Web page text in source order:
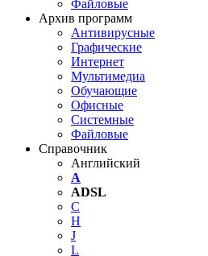
Файловые
Архив программ
Антивирусные
Графические
Интернет
Мультимедиа
Обучающие
Офисные
Системные
Файловые
Справочник
Английский
A
ADSL
C
H
J
L